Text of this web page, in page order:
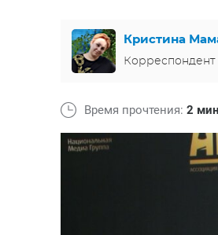
Кристина
Корреспондент
Время прочтения: 2